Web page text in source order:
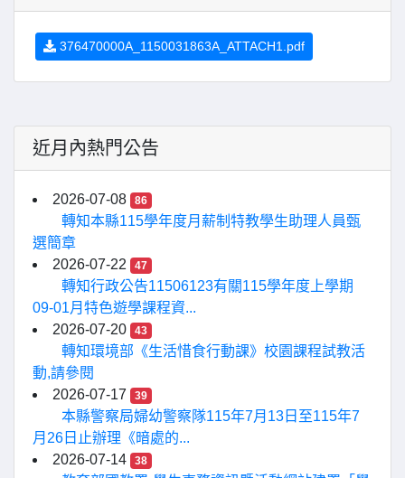
376470000A_1150031863A_ATTACH1.pdf
近月內熱門公告
2026-07-08 86
轉知本縣115學年度月薪制特教學生助理人員甄
選簡章
2026-07-22
47
轉知行政公告11506123有關115學年度上學期
09-01月特色遊學課程資...
2026-07-20
43
轉知環境部《生活惜食行動課》校園課程試教活
動,請參閱
2026-07-17
39
本縣警察局婦幼警察隊115年7月13日至115年7
月26日止辦理《暗處的...
2026-07-14
38